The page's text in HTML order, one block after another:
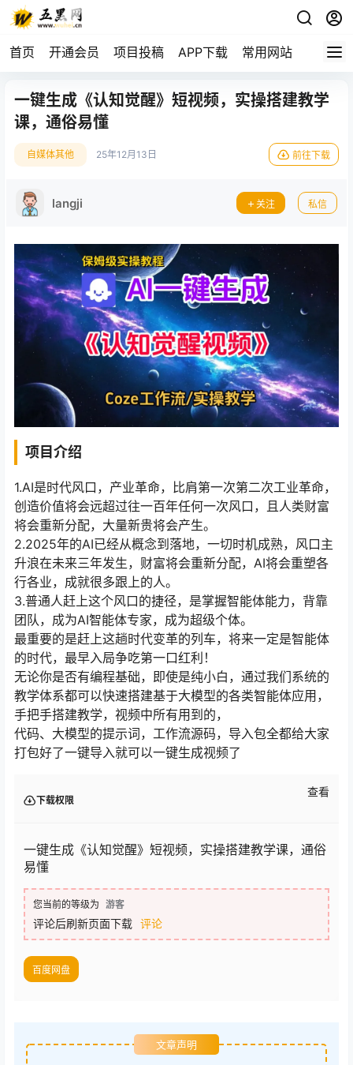
首页 开通会员 项目投稿 APP下载 常用网站
一键生成《认知觉醒》短视频，实操搭建教学
课，通俗易懂
自媒体其他 25年12月13日 前往下载
langji 关注 私信
项目介绍
1.AI是时代风口，产业革命，比肩第一次第二次工业革命，
创造价值将会远超过往一百年任何一次风口，且人类财富
将会重新分配，大量新贵将会产生。
2.2025年的AI已经从概念到落地，一切时机成熟，风口主
升浪在未来三年发生，财富将会重新分配，AI将会重塑各
行各业，成就很多跟上的人。
3.普通人赶上这个风口的捷径，是掌握智能体能力，背靠
团队，成为AI智能体专家，成为超级个体。
最重要的是赶上这趟时代变革的列车，将来一定是智能体
的时代，最早入局争吃第一口红利！
无论你是否有编程基础，即使是纯小白，通过我们系统的
教学体系都可以快速搭建基于大模型的各类智能体应用，
手把手搭建教学，视频中所有用到的，
代码、大模型的提示词，工作流源码，导入包全都给大家
打包好了一键导入就可以一键生成视频了
下载权限
查看
一键生成《认知觉醒》短视频，实操搭建教学课，通俗
易懂
您当前的等级为 游客
评论后刷新页面下载 评论
百度网盘
文章声明